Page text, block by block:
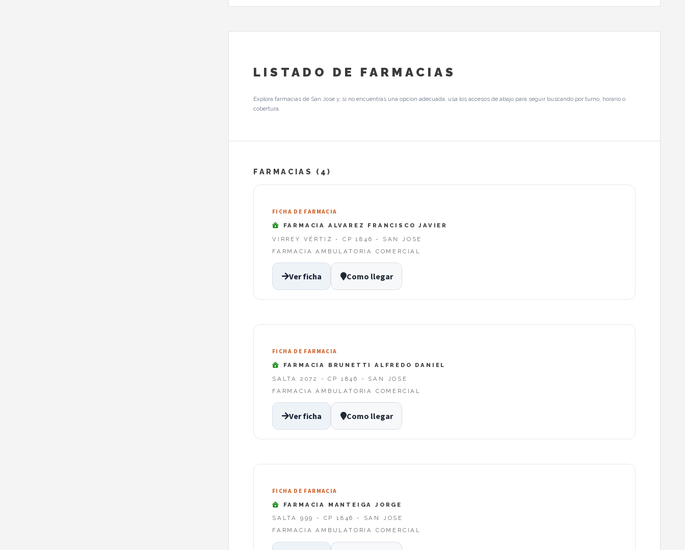
LISTADO DE FARMACIAS
Explora farmacias de San Jose y, si no encuentras una opcion adecuada, usa los accesos de abajo para seguir buscando por turno, horario o
cobertura.
FARMACIAS (4)
FICHA DE FARMACIA
FARMACIA ALVAREZ FRANCISCO JAVIER
VIRREY VÉRTIZ - CP 1846 - SAN JOSE
FARMACIA AMBULATORIA COMERCIAL
Ver ficha Como llegar
FICHA DE FARMACIA
FARMACIA BRUNETTI ALFREDO DANIEL
SALTA 2072 - CP 1846 - SAN JOSE
FARMACIA AMBULATORIA COMERCIAL
Ver ficha Como llegar
FICHA DE FARMACIA
FARMACIA MANTEIGA JORGE
SALTA 999 - CP 1846 - SAN JOSE
FARMACIA AMBULATORIA COMERCIAL